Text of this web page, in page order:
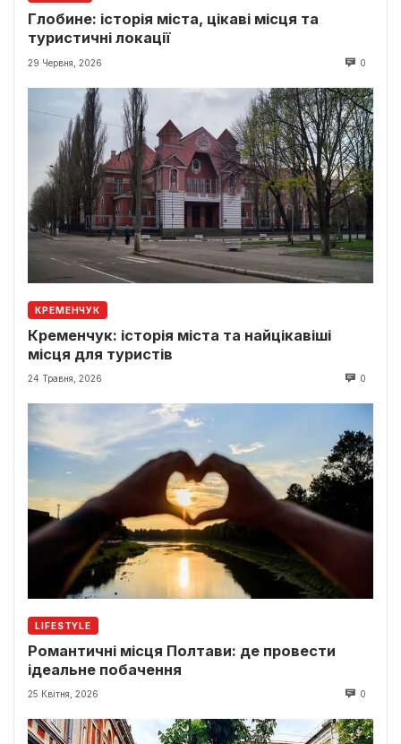
Глобине: історія міста, цікаві місця та
туристичні локації
29 Червня, 2026 0
КРЕМЕНЧУК
Кременчук: історія міста та найцікавіші
місця для туристів
24 Травня, 2026 0
LIFESTYLE
Романтичні місця Полтави: де провести
ідеальне побачення
25 Квітня, 2026 0